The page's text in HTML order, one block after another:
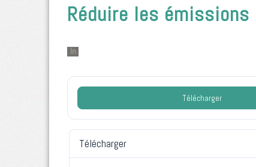
Réduire les
In
Télécharger
Télécharger